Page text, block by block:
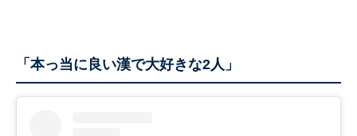
「本っ当に良い漢で大好きな2人」